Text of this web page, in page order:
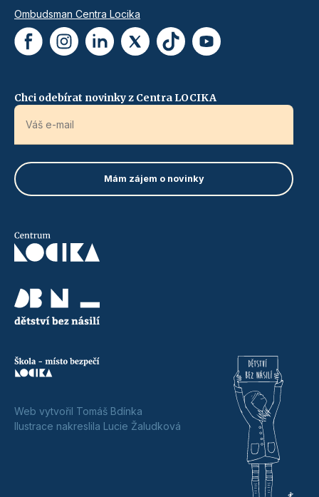
Ombudsman Centra Locika
Chci odebírat novinky z Centra LOCIKA
Web vytvořil Tomáš Bdínka
Ilustrace nakreslila Lucie Žaludková